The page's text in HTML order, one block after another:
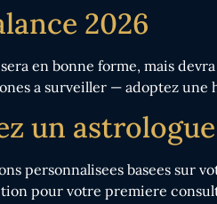
2026
en bonne forme, mais
a surveiller — adoptez
un
personnalisees basees sur
pour votre premiere